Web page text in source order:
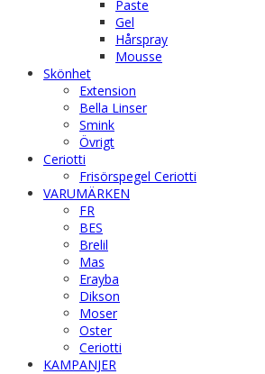
Paste
Gel
Hårspray
Mousse
Skönhet
Extension
Bella Linser
Smink
Övrigt
Ceriotti
Frisörspegel Ceriotti
VARUMÄRKEN
FR
BES
Brelil
Mas
Erayba
Dikson
Moser
Oster
Ceriotti
KAMPANJER